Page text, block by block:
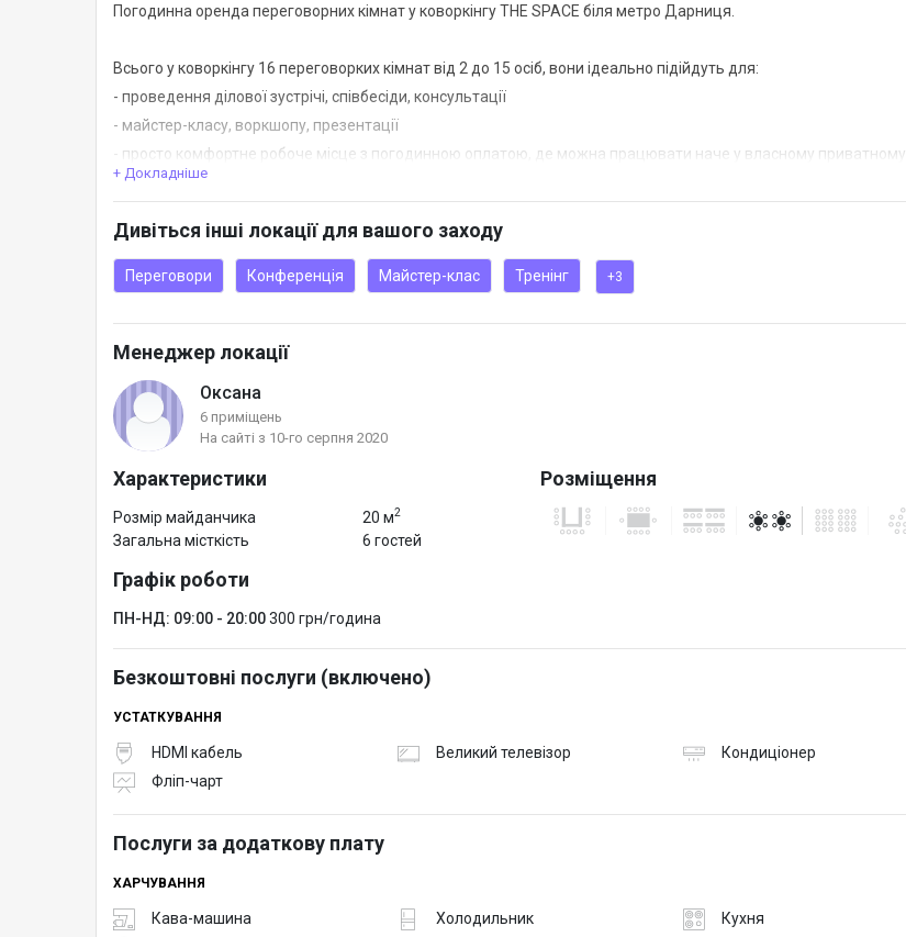
Погодинна оренда переговорних кімнат у коворкінгу THE SPACE біля метро Дарниця.
Всього у коворкінгу 16 переговорких кімнат від 2 до 15 осіб, вони ідеально підійдуть для:
- проведення ділової зустрічі, співбесіди, консультації
- майстер-класу, воркшопу, презентації
- просто комфортне робоче місце з погодинною оплатою, де можна працювати наче у власному приватному
офісі
У вартість входить:
офісна інфракструтра коворкінгу
базові канцтовари
чай та кава, вода
печиво
високошвидкісний WI-FI
техніка для проведення презентацій (телевізор, кабелі) - запрошуйте під час бронювання, це безкоштовно
маркерна дошка - запрошуйте її під час бронювання
+ Докладніше
Дивіться інші локації для вашого заходу
Переговори Конференція Майстер-клас Тренінг +3
Менеджер локації
Оксана
6 приміщень
На сайті з 10-го серпня 2020
Характеристики
Розмір майданчика 20 м2
Загальна місткість 6 гостей
Розміщення
Графік роботи
ПН-НД: 09:00 - 20:00300 грн/година
Безкоштовні послуги (включено)
УСТАТКУВАННЯ
HDMI кабель Великий телевізор
Кондиціонер
Фліп-чарт
Послуги за додаткову плату
ХАРЧУВАННЯ
Кава-машина Холодильник
Кухня